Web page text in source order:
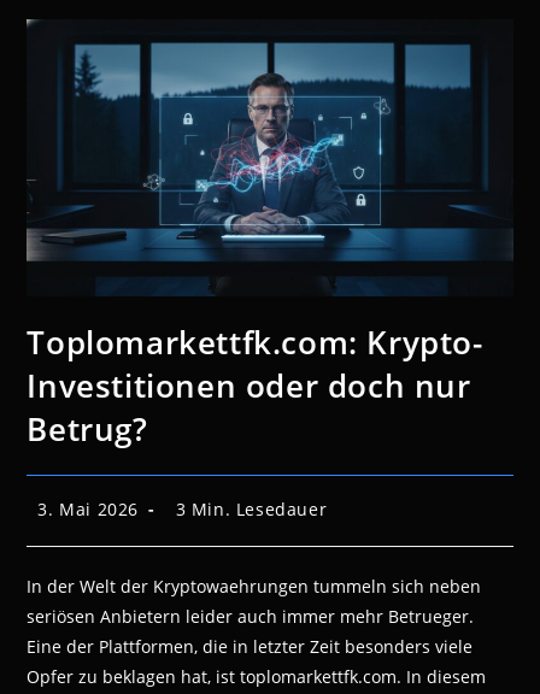
Toplomarkettfk.com: Krypto-
Investitionen oder doch nur
Betrug?
Beitrag
3. Mai 2026 Lesedauer:
3 Min. Lesedauer
In der Welt der Kryptowaehrungen tummeln sich neben
seriösen Anbietern leider auch immer mehr Betrueger.
Eine der Plattformen, die in letzter Zeit besonders viele
Opfer zu beklagen hat, ist toplomarkettfk.com. In diesem